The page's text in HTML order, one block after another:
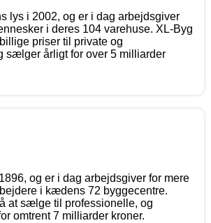
lys i 2002, og er i dag arbejdsgiver
i deres 104 varehuse. XL-Byg
priser til private og
sælger årligt for over 5 milliarder
og er i dag arbejdsgiver for mere
i kædens 72 byggecentre.
at sælge til professionelle, og
omtrent 7 milliarder kroner.